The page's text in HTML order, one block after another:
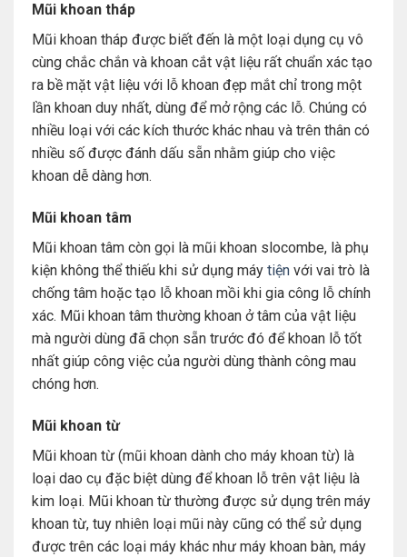
Mũi khoan tháp
Mũi khoan tháp được biết đến là một loại dụng cụ vô
cùng chắc chắn và khoan cắt vật liệu rất chuẩn xác tạo
ra bề mặt vật liệu với lỗ khoan đẹp mắt chỉ trong một
lần khoan duy nhất, dùng để mở rộng các lỗ. Chúng có
nhiều loại với các kích thước khác nhau và trên thân có
nhiều số được đánh dấu sẵn nhằm giúp cho việc
khoan dễ dàng hơn.
Mũi khoan tâm
Mũi khoan tâm còn gọi là mũi khoan slocombe, là phụ
kiện không thể thiếu khi sử dụng máy tiện với vai trò là
chống tâm hoặc tạo lỗ khoan mồi khi gia công lỗ chính
xác. Mũi khoan tâm thường khoan ở tâm của vật liệu
mà người dùng đã chọn sẵn trước đó để khoan lỗ tốt
nhất giúp công việc của người dùng thành công mau
chóng hơn.
Mũi khoan từ
Mũi khoan từ (mũi khoan dành cho máy khoan từ) là
loại dao cụ đặc biệt dùng để khoan lỗ trên vật liệu là
kim loại. Mũi khoan từ thường được sử dụng trên máy
khoan từ, tuy nhiên loại mũi này cũng có thể sử dụng
được trên các loại máy khác như máy khoan bàn, máy